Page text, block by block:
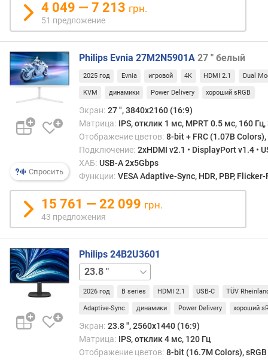
ч
а
с
о
т
а
к
д
р
(
)
р
а
з
м
е
р
п
и
4 049 — 7 213 грн.
51 предложение
Спросить
Philips Evnia 27M2N5901A 27 " белый
2025 год Evnia игровой 4K HDMI 2.1 Dual
KVM динамики Power Delivery хороший sRGB
Экран: 27 ", 3840x2160 (16:9)
Матрица: IPS, отклик 1 мс, MPRT 0.5 мс, 160
Отображение цветов: 8-bit + FRC (1.07B Colors),
Подключение: 2xHDMI v2.1 • DisplayPort v1.4 •
ХАБ: USB-A 2x5Gbps
Функции: VESA Adaptive-Sync, HDR, PBP, Flicker-
15 761 — 22 099 грн.
43 предложения
Philips 24B2U3601
27 "31.5 "
2026 год B series HDMI 2.1 USB-C TÜV
Adaptive-Sync динамики Power Delivery хороший
Экран: 23.8 ", 2560x1440 (16:9)
Матрица: IPS, отклик 4 мс, 120 Гц
Отображение цветов: 8-bit (16.7M Colors), sRGB